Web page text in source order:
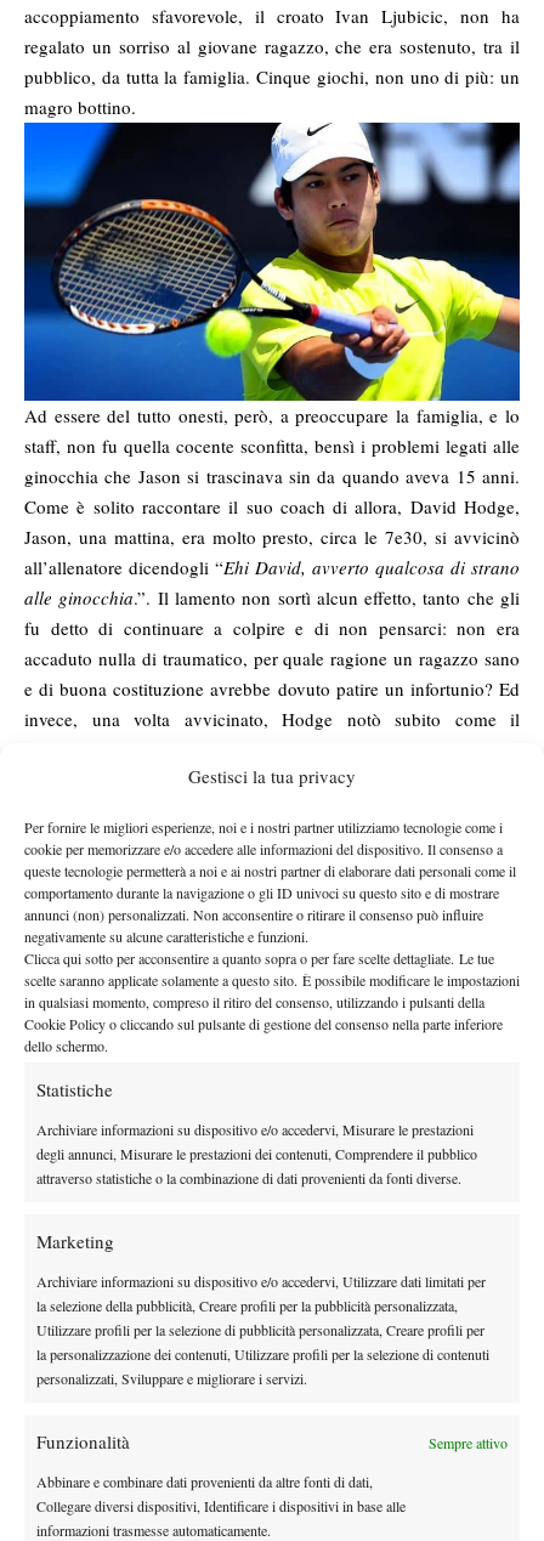
Gestisci la tua privacy
Per fornire le migliori esperienze, noi e i nostri partner utilizziamo tecnologie come i
cookie per memorizzare e/o accedere alle informazioni del dispositivo. Il consenso a
queste tecnologie permetterà a noi e ai nostri partner di elaborare dati personali come il
comportamento durante la navigazione o gli ID univoci su questo sito e di mostrare
annunci (non) personalizzati. Non acconsentire o ritirare il consenso può influire
negativamente su alcune caratteristiche e funzioni.
Clicca qui sotto per acconsentire a quanto sopra o per fare scelte dettagliate. Le tue
scelte saranno applicate solamente a questo sito. È possibile modificare le impostazioni
in qualsiasi momento, compreso il ritiro del consenso, utilizzando i pulsanti della
Cookie Policy o cliccando sul pulsante di gestione del consenso nella parte inferiore
dello schermo.
Statistiche
Archiviare informazioni su dispositivo e/o accedervi, Misurare le prestazioni
degli annunci, Misurare le prestazioni dei contenuti, Comprendere il pubblico
attraverso statistiche o la combinazione di dati provenienti da fonti diverse.
Marketing
Archiviare informazioni su dispositivo e/o accedervi, Utilizzare dati limitati per
la selezione della pubblicità, Creare profili per la pubblicità personalizzata,
Utilizzare profili per la selezione di pubblicità personalizzata, Creare profili per
la personalizzazione dei contenuti, Utilizzare profili per la selezione di contenuti
personalizzati, Sviluppare e migliorare i servizi.
Funzionalità Sempre attivo
Abbinare e combinare dati provenienti da altre fonti di dati,
Collegare diversi dispositivi, Identificare i dispositivi in base alle
informazioni trasmesse automaticamente.
accoppiamento sfavorevole, il croato Ivan Ljubicic, non ha
regalato un sorriso al giovane ragazzo, che era sostenuto, tra il
pubblico, da tutta la famiglia. Cinque giochi, non uno di più: un
magro bottino.
Ad essere del tutto onesti, però, a preoccupare la famiglia, e lo
staff, non fu quella cocente sconfitta, bensì i problemi legati alle
ginocchia che Jason si trascinava sin da quando aveva 15 anni.
Come è solito raccontare il suo coach di allora, David Hodge,
Jason, una mattina, era molto presto, circa le 7e30, si avvicinò
all’allenatore dicendogli “Ehi David, avverto qualcosa di strano
alle ginocchia.”. Il lamento non sortì alcun effetto, tanto che gli
fu detto di continuare a colpire e di non pensarci: non era
accaduto nulla di traumatico, per quale ragione un ragazzo sano
e di buona costituzione avrebbe dovuto patire un infortunio? Ed
invece, una volta avvicinato, Hodge notò subito come il
l’impressione di non reggere il peso dei muscoli superiori della
momento, Jason ha subito quattro interventi chirurgici. E
soprattutto è da quattro anni che, per evitare sollecitazioni,
non disputa un torneo che non sia sulla terra battuta.
E non è tutto qui: lo scorso anno, dopo che nel 2012
l’australiano aveva mostrato che qualche buon risultato era
ancora in grado di conseguirlo, un nuovo stop, nel bel mezzo
della stagione estiva europea, lo costringeva a cinque mesi di
inattività, in cui scelse di tornare nella sua Brisbane, praticando
alla Queensland Tennis Academy. La federazione australiana,
garantiva il medesimo trattamento finanziario di prima, per cui
Jason meditava il ritiro: poteva fare il maestro, insegnare ai
Proprio in quel periodo, però, nella vita di Jason è entrata una
appena divenne la sua fidanzata, fece una scelta altrettanto
coraggiosa, quella di interrompere gli studi e di affiancarlo
passo dopo passo, per aiutarlo a ritrovare quella fiducia persa
nel tennis.